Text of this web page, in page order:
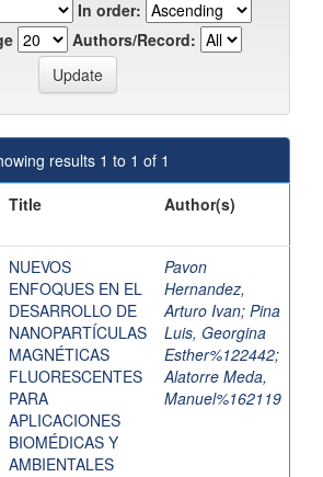
In order:
Authors/Record:
results 1 to 1 of 1
Title Author(s)
NUEVOS
ENFOQUES EN EL
DESARROLLO DE
NANOPARTÍCULAS
MAGNÉTICAS
FLUORESCENTES
PARA
APLICACIONES
BIOMÉDICAS Y
AMBIENTALES
Pavon
Hernandez,
Arturo Ivan; Pina
Luis, Georgina
Esther%122442;
Alatorre Meda,
Manuel%162119